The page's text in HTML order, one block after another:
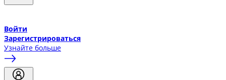
Войти
Зарегистрироваться
Узнайте больше